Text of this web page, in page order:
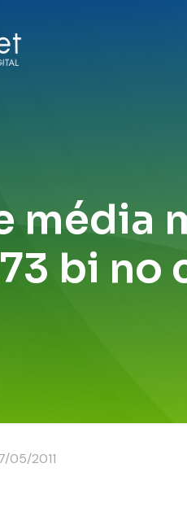
média
bi no
05/2011